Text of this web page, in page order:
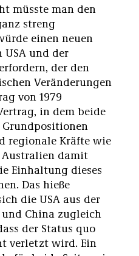
müsste man den
streng
einen neuen
USA und der
der den
Veränderungen
von 1979
in dem beide
regionale Kräfte wie
Australien damit
Einhaltung dieses
Das hieße
die USA aus der
China zugleich
der Status quo
verletzt wird. Ein